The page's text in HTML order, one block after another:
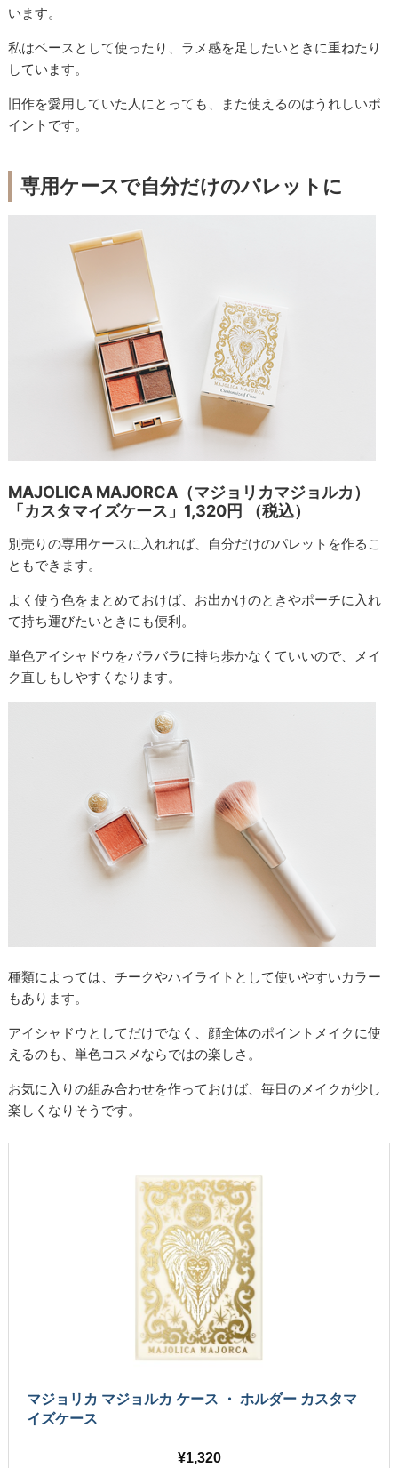
います。
私はベースとして使ったり、ラメ感を足したいときに重ねたり
しています。
旧作を愛用していた人にとっても、また使えるのはうれしいポ
イントです。
専用ケースで自分だけのパレットに
MAJOLICA MAJORCA（マジョリカマジョルカ）
「カスタマイズケース」1,320円 （税込）
別売りの専用ケースに入れれば、自分だけのパレットを作るこ
ともできます。
よく使う色をまとめておけば、お出かけのときやポーチに入れ
て持ち運びたいときにも便利。
単色アイシャドウをバラバラに持ち歩かなくていいので、メイ
ク直しもしやすくなります。
種類によっては、チークやハイライトとして使いやすいカラー
もあります。
アイシャドウとしてだけでなく、顔全体のポイントメイクに使
えるのも、単色コスメならではの楽しさ。
お気に入りの組み合わせを作っておけば、毎日のメイクが少し
楽しくなりそうです。
マジョリカ マジョルカ ケース ・ ホルダー カスタマ
イズケース
1,320